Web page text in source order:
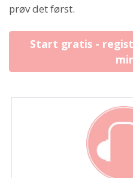
prøv det først.
Start gratis -